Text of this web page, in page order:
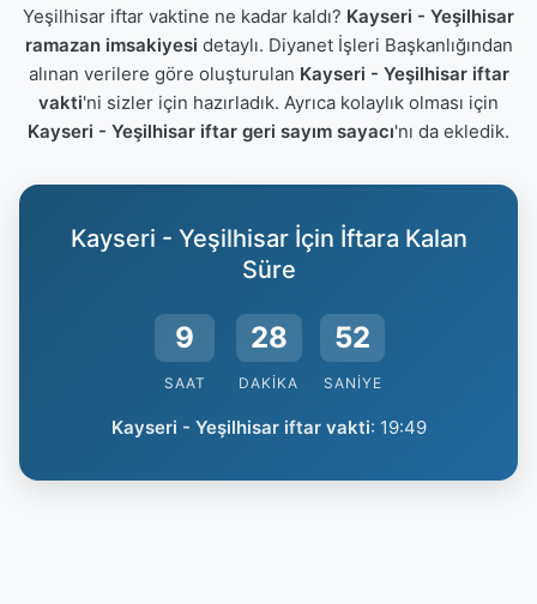
Yeşilhisar iftar vaktine ne kadar kaldı? Kayseri - Yeşilhisar
ramazan imsakiyesi detaylı. Diyanet İşleri Başkanlığından
alınan verilere göre oluşturulan Kayseri - Yeşilhisar iftar
vakti'ni sizler için hazırladık. Ayrıca kolaylık olması için
Kayseri - Yeşilhisar iftar geri sayım sayacı'nı da ekledik.
Kayseri - Yeşilhisar İçin İftara Kalan
Süre
9
SAAT
28
DAKIKA
51
SANIYE
Kayseri - Yeşilhisar iftar vakti: 19:49